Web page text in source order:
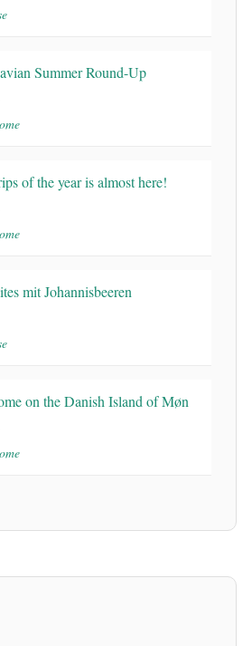
Summer Round-Up
of the year is almost here!
mit Johannisbeeren
on the Danish Island of Møn